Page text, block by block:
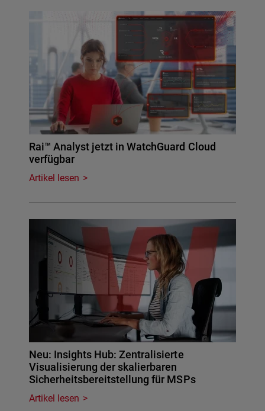
Rai™ Analyst jetzt in WatchGuard Cloud
verfügbar
Artikel lesen
Neu: Insights Hub: Zentralisierte
Visualisierung der skalierbaren
Sicherheitsbereitstellung für MSPs
Artikel lesen